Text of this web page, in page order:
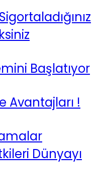
Başlatıyor
Avantajları !
Dünyayı